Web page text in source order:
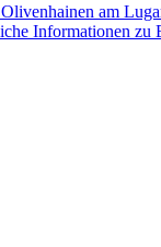
am
Informationen zu